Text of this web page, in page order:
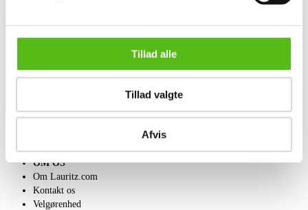
Tillad alle
Tillad valgte
Afvis
James Bond 'The Bond Girls' mm. (10)
tilbud direkte i din email.
OM OS
Om Lauritz.com
Kontakt os
Velgørenhed